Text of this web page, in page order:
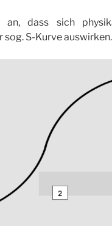
dass sich
sog. S-Kurve auswirken.